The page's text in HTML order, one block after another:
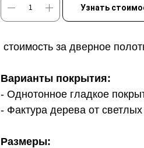
Узнать
стоимость за дверное
Варианты покрытия:
- Однотонное гладкое
- Фактура дерева от
Размеры: